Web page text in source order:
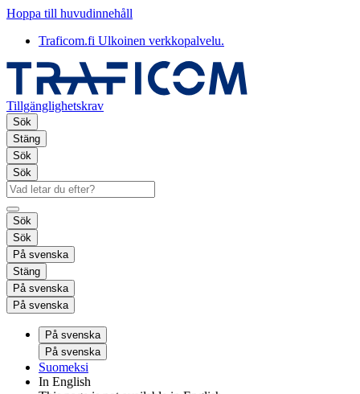
Hoppa till huvudinnehåll
Traficom.fi Ulkoinen verkkopalvelu.
Tillgänglighetskrav
Sök
Stäng
Sök
Sök
Sök
Sök
På svenska
Stäng
På svenska
På svenska
På svenska
På svenska
Suomeksi
In English